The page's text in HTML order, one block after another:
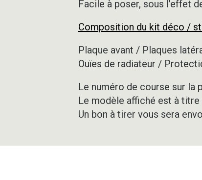
Facile à poser, sous l’effet
Composition du kit déco /
Plaque avant / Plaques
Ouïes de radiateur /
Le numéro de course sur la
Le modèle affiché est à titre
Un bon à tirer vous sera